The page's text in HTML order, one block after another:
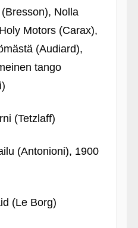
Nolla
Motors (Carax),
(Audiard),
tango
(Tetzlaff)
(Antonioni), 1900
(Le Borg)